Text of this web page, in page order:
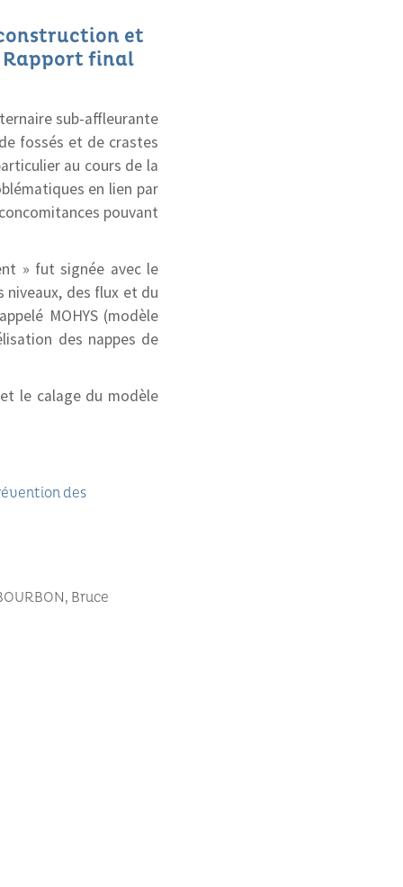
et
Rapport final
sub-affleurante
fossés et de crastes
au cours de la
en lien par
pouvant
» fut signée avec le
niveaux, des flux et du
MOHYS (modèle
des nappes de
le calage du modèle
des
Bruce